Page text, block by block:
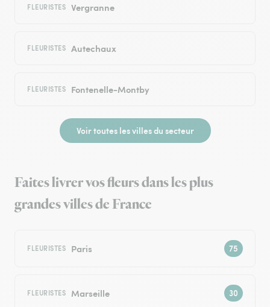
FLEURISTES Vergranne
FLEURISTES Autechaux
FLEURISTES Fontenelle-Montby
Voir toutes les villes du secteur
Faites livrer vos fleurs dans les plus
grandes villes de France
FLEURISTES Paris
FLEURISTES Marseille